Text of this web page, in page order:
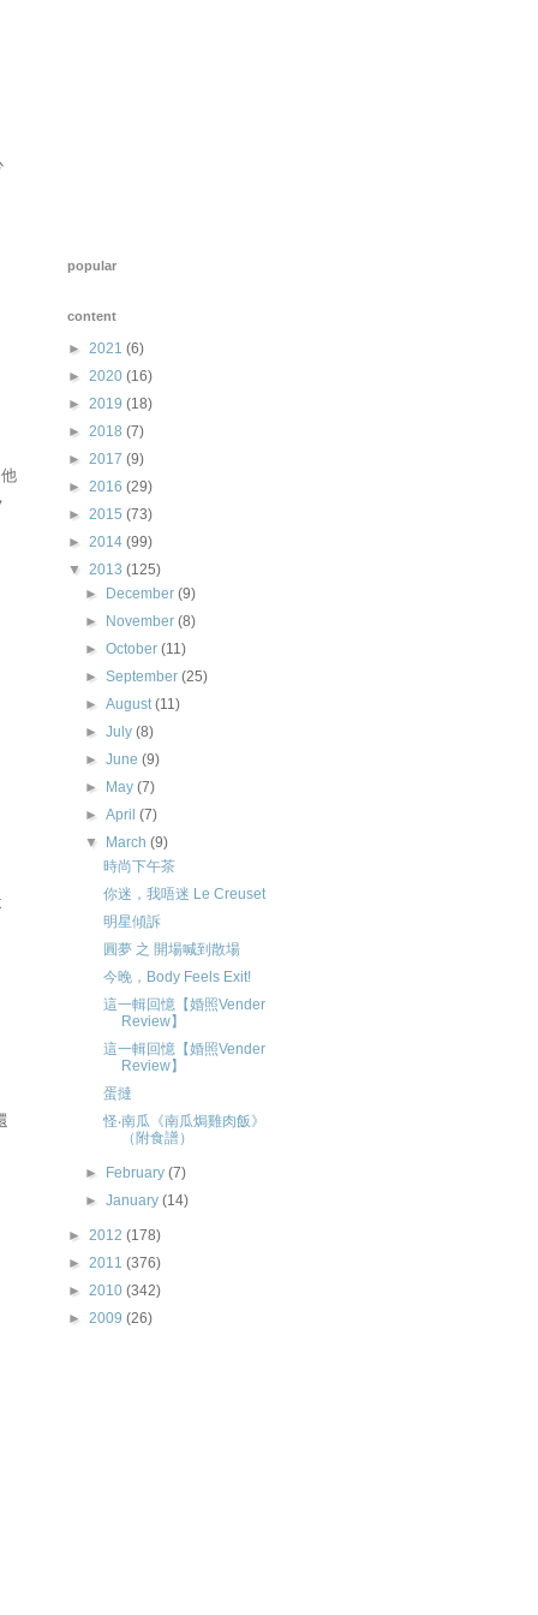
popular
content
► 2021 (6)
► 2020 (16)
► 2019 (18)
► 2018 (7)
► 2017 (9)
► 2016 (29)
► 2015 (73)
► 2014 (99)
▼ 2013 (125)
►
December(9)
►
November(8)
►October(11)
►September(25)
►August(11)
►July(8)
►June(9)
►
May(7)
►April(7)
▼
March(9)
時尚下午茶
你迷，我唔迷 Le Creuset
明星傾訴
圓夢 之 開場喊到散場
今晚，Body Feels Exit!
這一輯回憶【婚照Vender
Review】
這一輯回憶【婚照Vender
Review】
蛋撻
怪‧南瓜《南瓜焗雞肉飯》
（附食譜）
► February(7)
►January(14)
► 2012 (178)
► 2011 (376)
► 2010 (342)
► 2009 (26)